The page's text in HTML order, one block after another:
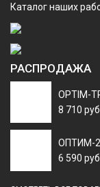
Каталог наших
РАСПРОДАЖА
OPTIM-
8 710 руб.
ОПТИМ-
6 590 руб.